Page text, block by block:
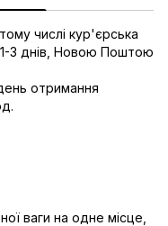
числі кур'єрська
3 днів, Новою Поштою
отримання
ваги на одне місце,